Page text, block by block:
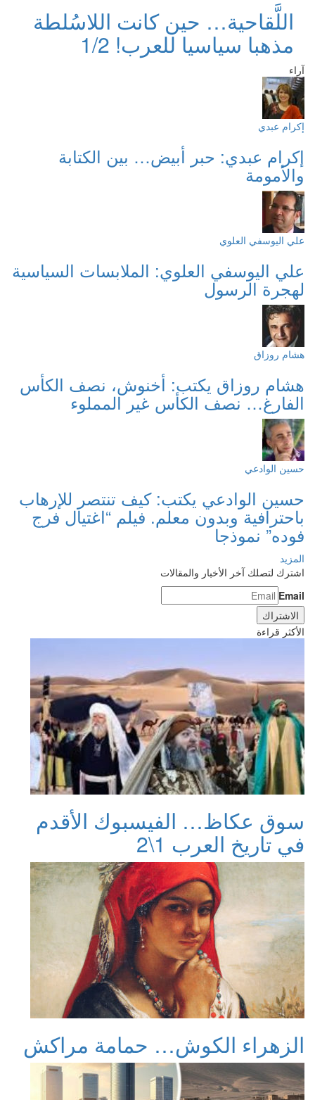
اللَّقاحية… حين كانت اللاسُلطة
مذهبا سياسيا للعرب! 1/2
آراء
إكرام عبدي
إكرام عبدي: حبر أبيض… بين الكتابة
والأمومة
علي اليوسفي العلوي
علي اليوسفي العلوي: الملابسات السياسية
لهجرة الرسول
هشام روزاق
هشام روزاق يكتب: أخنوش، نصف الكأس
الفارغ… نصف الكأس غير المملوء
حسين الوادعي
حسين الوادعي يكتب: كيف تنتصر للإرهاب
باحترافية وبدون معلم. فيلم “اغتيال فرج
فوده” نموذجا
المزيد
اشترك لتصلك آخر الأخبار والمقالات
Email
الأكثر قراءة
سوق عكاظ… الفيسبوك الأقدم
في تاريخ العرب 1\2
الزهراء الكوش… حمامة مراكش